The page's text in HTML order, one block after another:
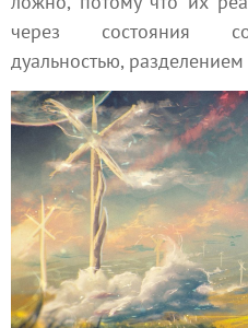
через состояния
дуальностью,